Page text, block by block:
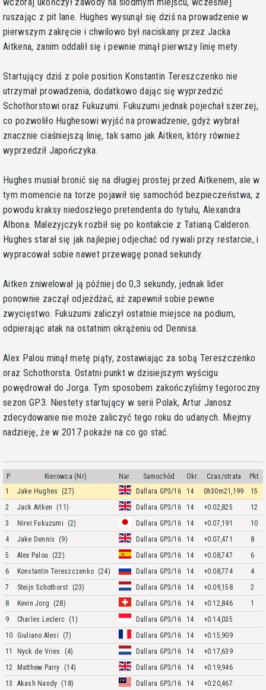
ruszając z pit lane. Hughes wysunął się dziś na prowadzenie w
pierwszym zakręcie i chwilowo był naciskany przez Jacka
Aitkena, zanim oddalił się i pewnie minął pierwszy linię mety.
Startujący dziś z pole position Konstantin Tereszczenko nie
utrzymał prowadzenia, dodatkowo dając się wyprzedzić
Schothorstowi oraz Fukuzumi. Fukuzumi jednak pojechał szerzej,
co pozwoliło Hughesowi wyjść na prowadzenie, gdyż wybrał
znacznie ciaśniejszą linię, tak samo jak Aitken, który również
wyprzedził Japończyka.
Hughes musiał bronić się na długiej prostej przed Aitkenem, ale w
tym momencie na torze pojawił się samochód bezpieczeństwa, z
powodu kraksy niedoszłego pretendenta do tytułu, Alexandra
Albona. Malezyjczyk rozbił się po kontakcie z Tatianą Calderon.
Hughes starał się jak najlepiej odjechać od rywali przy restarcie, i
wypracował sobie nawet przewagę ponad sekundy.
Aitken zniwelował ją później do 0,3 sekundy, jednak lider
ponownie zaczął odjeżdżać, aż zapewnił sobie pewne
zwycięstwo. Fukuzumi zaliczył ostatnie miejsce na podium,
odpierając atak na ostatnim okrążeniu od Dennisa.
Alex Palou minął metę piąty, zostawiając za sobą Tereszczenko
oraz Schothorsta. Ostatni punkt w dzisiejszym wyścigu
powędrował do Jorga. Tym sposobem zakończyliśmy tegoroczny
sezon GP3. Niestety startujący w serii Polak, Artur Janosz
zdecydowanie nie może zaliczyć tego roku do udanych. Miejmy
nadzieję, że w 2017 pokaże na co go stać.
P. Kierowca (Nr) Nar. Samochód Okr. Czas/strata
Pkt.
1
Jake Hughes (27) Dallara GP3/16 14 0h30m21,199
15
2
Jack Aitken (11) Dallara GP3/16 14 +0:02,825
12
3
Nirei Fukuzumi (2) Dallara GP3/16 14 +0:07,191
10
4
Jake Dennis (9) Dallara GP3/16 14 +0:07,471
8
5
Alex Palou (22) Dallara GP3/16 14 +0:08,747
6
6
Konstantin Tereszczenko (24) Dallara GP3/16 14 +0:08,774
4
7
Steijn Schothorst (23) Dallara GP3/16 14 +0:09,158
2
8
Kevin Jorg (28) Dallara GP3/16 14 +0:12,846
1
9
Charles Leclerc (1) Dallara GP3/16 14
+0:14,035
10
Giuliano Alesi (7) Dallara GP3/16 14
+0:15,909
11
Nyck de Vries (4) Dallara GP3/16 14
+0:17,639
12
Matthew Parry (14) Dallara GP3/16 14
+0:19,946
13
Akash Nandy (18) Dallara GP3/16 14 +0:20,467